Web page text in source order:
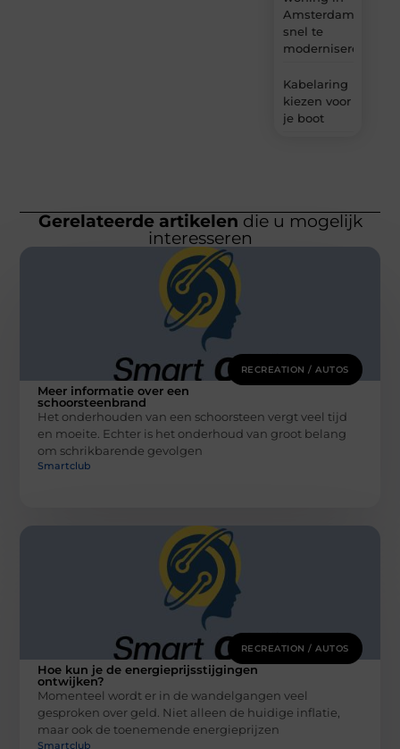
Amsterdam
snel te
moderniseren
Kabelaring
kiezen voor
je boot
Gerelateerde artikelen die u mogelijk
interesseren
RECREATION / AUTOS
Meer informatie over een
schoorsteenbrand
Het onderhouden van een schoorsteen vergt veel tijd
en moeite. Echter is het onderhoud van groot belang
om schrikbarende gevolgen
Smartclub
RECREATION / AUTOS
Hoe kun je de energieprijsstijgingen
ontwijken?
Momenteel wordt er in de wandelgangen veel
gesproken over geld. Niet alleen de huidige inflatie,
maar ook de toenemende energieprijzen
Smartclub